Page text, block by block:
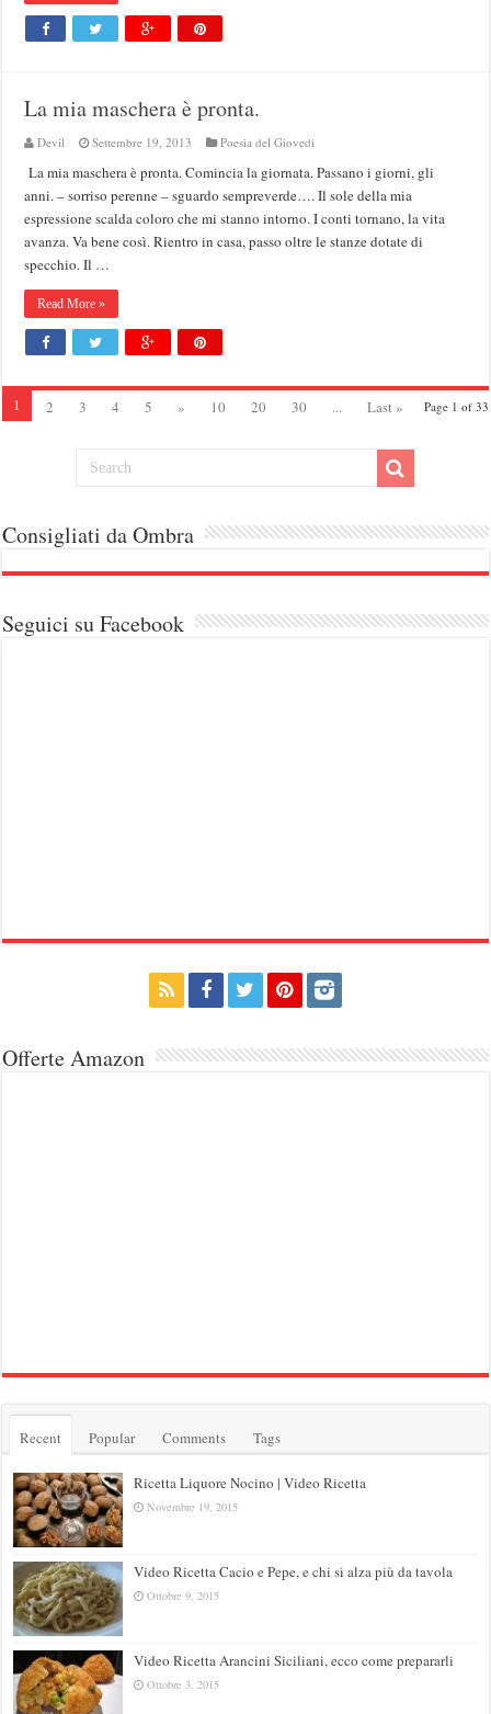
La mia maschera è pronta.
Devil Settembre 19, 2013 Poesia del Giovedi
La mia maschera è pronta. Comincia la giornata. Passano i giorni, gli
anni. – sorriso perenne – sguardo sempreverde…. Il sole della mia
espressione scalda coloro che mi stanno intorno. I conti tornano, la vita
avanza. Va bene così. Rientro in casa, passo oltre le stanze dotate di
specchio. Il …
Read More »
Page 1 of 33
1 2 3 4 5 » 10 20 30 ... Last »
Consigliati da Ombra
Seguici su Facebook
Offerte Amazon
Recent Popular Comments Tags
Ricetta Liquore Nocino | Video Ricetta
Novembre 19, 2015
Video Ricetta Cacio e Pepe, e chi si alza più da tavola
Ottobre 9, 2015
Video Ricetta Arancini Siciliani, ecco come prepararli
Ottobre 3, 2015